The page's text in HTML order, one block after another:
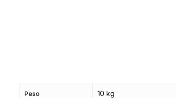
Peso 10 kg